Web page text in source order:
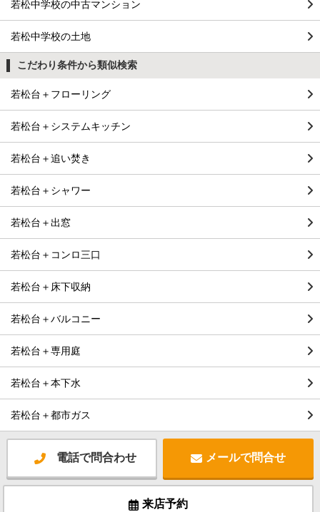
若松中学校の中古マンション
若松中学校の土地
こだわり条件から類似検索
若松台＋フローリング
若松台＋システムキッチン
若松台＋追い焚き
若松台＋シャワー
若松台＋出窓
若松台＋コンロ三口
若松台＋床下収納
若松台＋バルコニー
若松台＋専用庭
若松台＋本下水
若松台＋都市ガス
電話で問合わせ メールで問合せ
来店予約